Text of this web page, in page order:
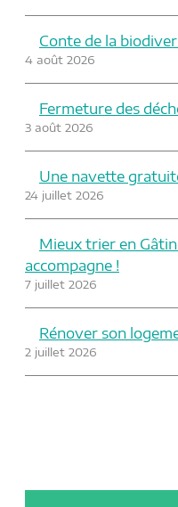
Conte de la
4 août 2026
Fermeture des
3 août 2026
Une navette
24 juillet 2026
Mieux trier en
accompagne !
7 juillet 2026
Rénover son
2 juillet 2026